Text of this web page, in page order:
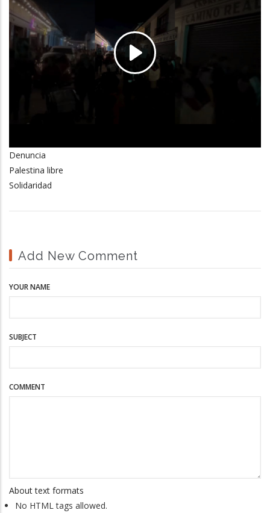
Denuncia
Palestina libre
Solidaridad
Add New Comment
YOUR NAME
SUBJECT
COMMENT
About text formats
No HTML tags allowed.